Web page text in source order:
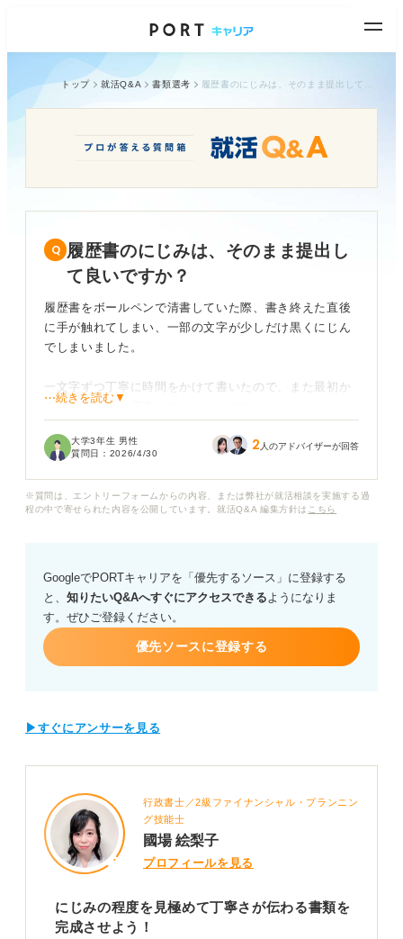
トップ 就活Q&A 書類選考
履歴書のにじみは、そのまま提出し
て良いですか？
履歴書をボールペンで清書していた際、書き終えた直後
に手が触れてしまい、一部の文字が少しだけ黒くにじん
でしまいました。
一文字ずつ丁寧に時間をかけて書いたので、また最初か
ら書き直すのは正直かなりつらいです。
にじみはそこまで大きくなく文字自体は判別できる状態
すか？
こうした小さなミスの許容範囲や、どうしても書き直す
時間がない場合の応急処置、そして今後「にじみ」を防
ぐための道具選びのコツについてアドバイスをお願いし
⋯続きを読む▼
大学3年生 男性
質問日： 2026/4/30 2 人のアドバイザーが回答
※質問は、エントリーフォームからの内容、または弊社が就活相談を実施する過
程の中で寄せられた内容を公開しています。就活Q&A 編集方針は こちら
GoogleでPORTキャリアを「優先するソース」に登録する
と、 知りたいQ&Aへすぐにアクセスできるようになりま
す。ぜひご登録ください。
優先ソースに登録する
▶すぐにアンサーを見る
行政書士／2級ファイナンシャル・プランニン
グ技能士
國場 絵梨子
プロフィールを見る
にじみの程度を見極めて丁寧さが伝わる書類を
完成させよう！